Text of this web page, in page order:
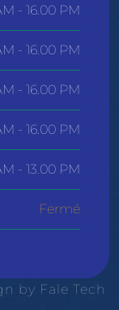
- 16.00 PM
- 16.00 PM
- 16.00 PM
- 16.00 PM
- 13.00 PM
Fermé
by Fale Tech